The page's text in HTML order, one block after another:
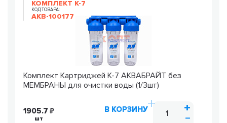
КОМПЛЕКТ К-7
КОД ТОВАРА:
AKB-100177
Комплект Картриджей К-7 АКВАБРАЙТ без
МЕМБРАНЫ для очистки воды (1/3шт)
1905.7
шт
В КОРЗИНУ